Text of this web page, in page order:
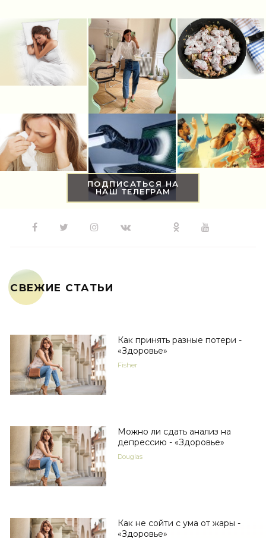
ПОДПИСАТЬСЯ НА
НАШ ТЕЛЕГРАМ
СВЕЖИЕ СТАТЬИ
Как принять разные потери -
«Здоровье»
Fisher
Можно ли сдать анализ на
депрессию - «Здоровье»
Douglas
Как не сойти с ума от жары -
«Здоровье»